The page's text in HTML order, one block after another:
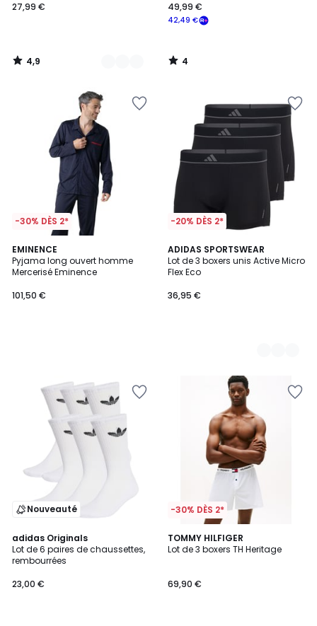
27,99 €
4,9
/
42,49 €
49,99 €
4
/
-30% DÈS 2*
EMINENCE
Pyjama long ouvert homme
Mercerisé Eminence
101,50 €
-20% DÈS 2*
ADIDAS SPORTSWEAR
Lot de 3 boxers unis Active Micro
Flex Eco
36,95 €
2
Couleurs
Nouveauté
adidas Originals
Lot de 6 paires de chaussettes,
rembourrées
23,00 €
4,9
/ 5
2
Couleurs
-30% DÈS 2*
TOMMY HILFIGER
Lot de 3 boxers TH Heritage
69,90 €